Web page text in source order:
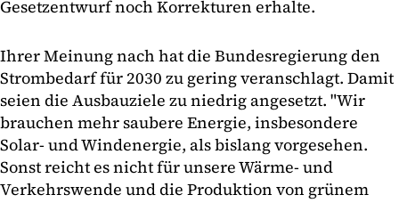
Gesetzentwurf noch Korrekturen erhalte.
Ihrer Meinung nach hat die Bundesregierung den
Strombedarf für 2030 zu gering veranschlagt. Damit
seien die Ausbauziele zu niedrig angesetzt. "Wir
brauchen mehr saubere Energie, insbesondere
Solar- und Windenergie, als bislang vorgesehen.
Sonst reicht es nicht für unsere Wärme- und
Verkehrswende und die Produktion von grünem